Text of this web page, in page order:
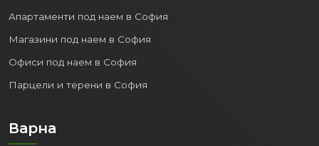
Апартаменти под наем в София
Магазини под наем в София
Офиси под наем в София
Парцели и терени в София
Варна